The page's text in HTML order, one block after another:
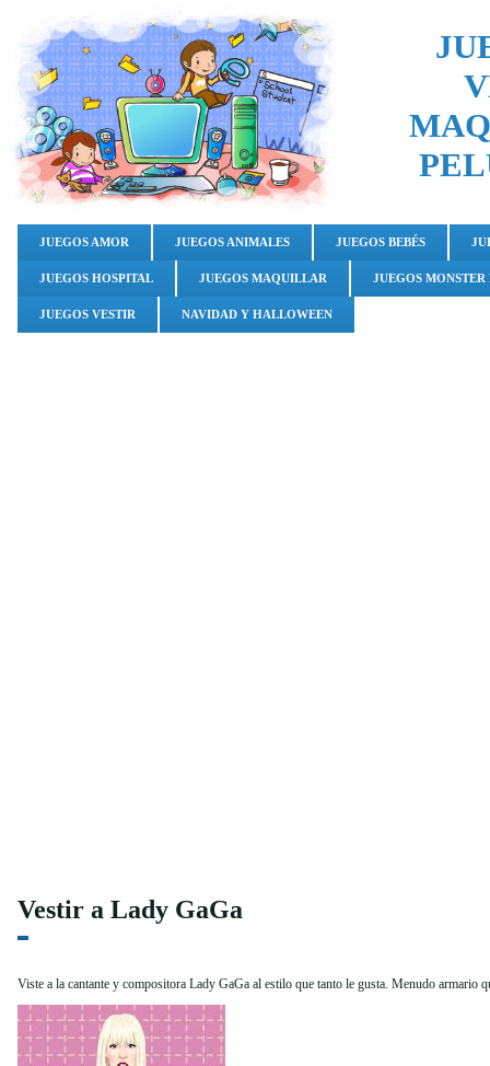
JUEGOS AMOR JUEGOS ANIMALES JUEGOS BEBÉS
JUEGOS HOSPITAL JUEGOS MAQUILLAR JUEGOS
JUEGOS VESTIR NAVIDAD Y HALLOWEEN
Vestir a Lady GaGa
Viste a la cantante y compositora Lady GaGa al estilo que tanto le gusta. Menudo armario